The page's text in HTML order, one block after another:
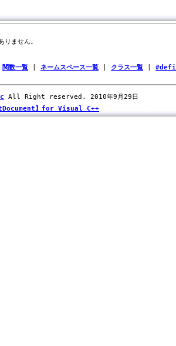
ません。
関数一覧 ネームスペース一覧 クラス一覧
All Right reserved. 2010年9月29日
】for Visual C++